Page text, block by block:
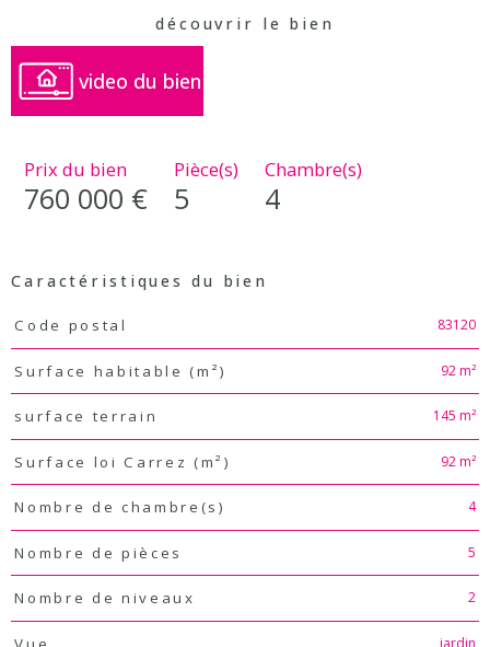
découvrir le bien
video du bien
Prix du bien
760 000 €
Pièce(s)
5
Chambre(s)
4
Caractéristiques du bien
Caractéristiques Valeurs
Code postal 83120
Surface habitable (m²) 92 m²
surface terrain 145 m²
Surface loi Carrez (m²) 92 m²
Nombre de chambre(s) 4
Nombre de pièces 5
Nombre de niveaux 2
jardin